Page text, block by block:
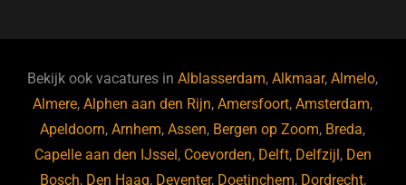
b
o
o
k
ky dI
n
Bekijk ook vacatures inAlblasserdam,Alkmaar,Almelo,
Almere,Alphen aan den Rijn,Amersfoort,Amsterdam,
Apeldoorn,Arnhem,Assen, Bergen op Zoom, Breda,
Capelle aan den IJssel, Coevorden, Delft, Delfzijl, Den
Bosch, Den Haag, Deventer, Doetinchem, Dordrecht,